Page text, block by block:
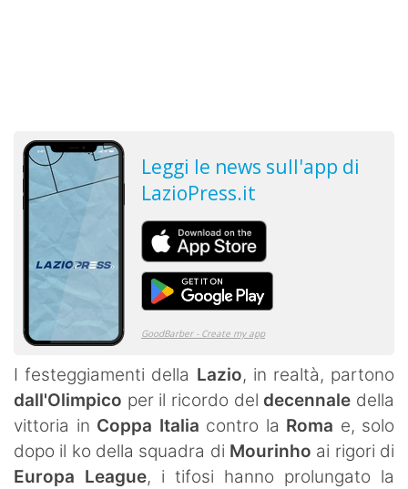
I festeggiamenti della Lazio, in realtà, partono
dall'Olimpico per il ricordo del decennale della
vittoria in Coppa Italia contro la Roma e, solo
dopo il ko della squadra di Mourinho ai rigori di
Europa League, i tifosi hanno prolungato la